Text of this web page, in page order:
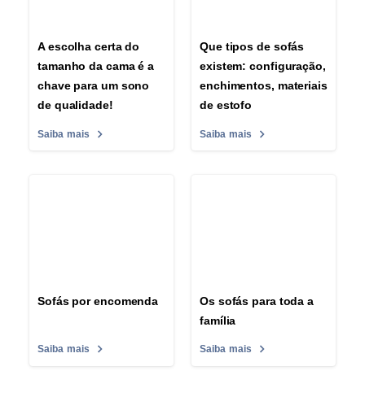
A escolha certa do
tamanho da cama é a
chave para um sono
de qualidade!
Saiba mais
Que tipos de sofás
existem: configuração,
enchimentos, materiais
de estofo
Saiba mais
Sofás por encomenda
Saiba mais
Os sofás para toda a
família
Saiba mais